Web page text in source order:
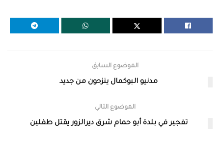
الموضوع السابق
مدنيو البوكمال ينزحون من جديد
الموضوع التالي
تفجير في بلدة أبو حمام شرق ديرالزور يقتل طفلين